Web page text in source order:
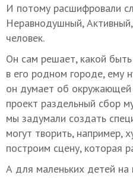
И потому расшифровали
Неравнодушный,
человек.
Он сам решает, какой
в его родном городе, ему
он думает об
проект раздельный сбор
мы задумали создать
могут творить, например,
построим сцену, которая
А для маленьких детей